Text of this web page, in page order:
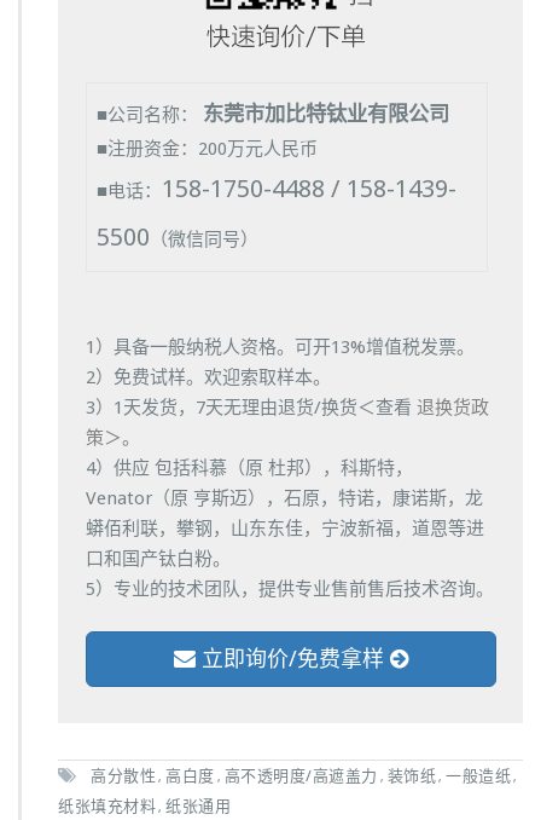
■公司名称： 东莞市加比特钛业有限公司
■注册资金：200万元人民币
■电话：
158-1750-4488 / 158-1439-
5500 （微信同号）
1）具备一般纳税人资格。可开13%增值税发票。
2）免费试样。欢迎索取样本。
3）1天发货，7天无理由退货/换货＜查看 退换货政
策＞。
4）供应 包括科慕（原 杜邦），科斯特，
Venator（原 亨斯迈），石原，特诺，康诺斯，龙
蟒佰利联，攀钢，山东东佳，宁波新福，道恩等进
口和国产钛白粉。
5）专业的技术团队，提供专业售前售后技术咨询。
立即询价/免费拿样
高分散性 , 高白度 , 高不透明度/高遮盖力 , 装饰纸, 一般造纸,
纸张填充材料, 纸张通用